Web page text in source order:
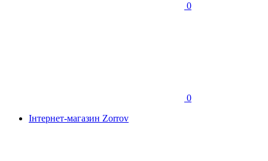
0
0
Інтернет-магазин Zorrov